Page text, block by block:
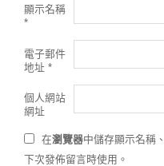
顯示名稱
*
電子郵件
地址 *
個人網站
網址
在瀏覽器中儲存顯示名稱
下次發佈留言時使用。